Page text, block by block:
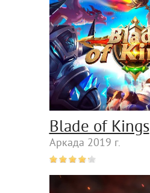
Blade of Kings
Аркада 2019 г.